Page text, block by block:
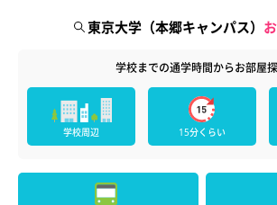
東京大学（本郷キャンパス）
学校までの通学時間からお部屋
学校周辺 15分くらい